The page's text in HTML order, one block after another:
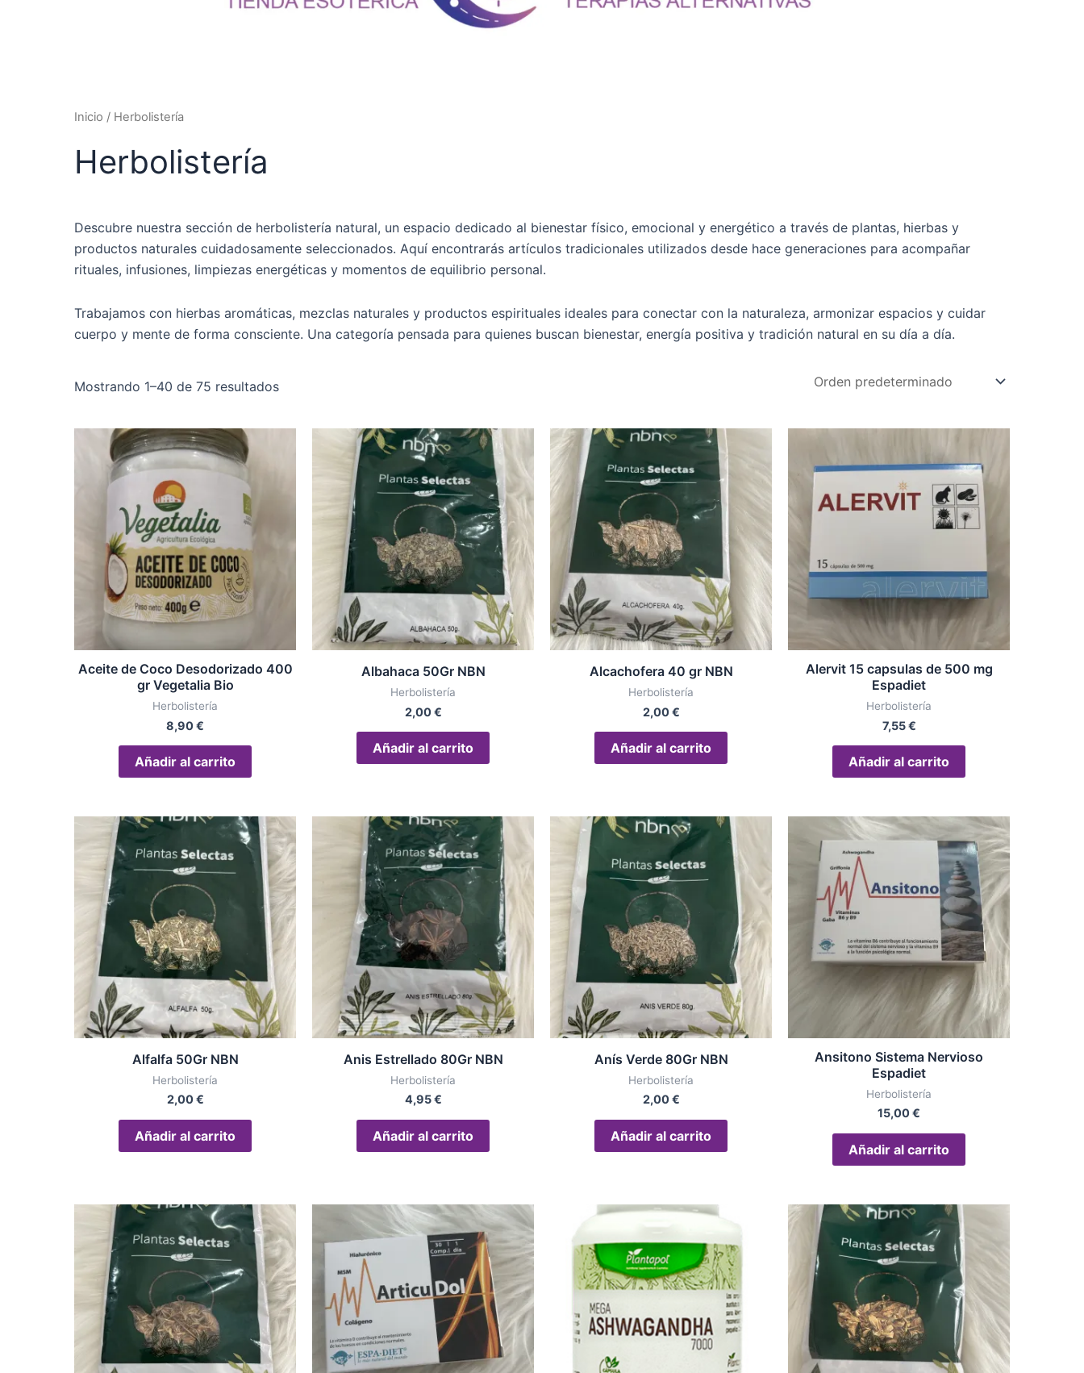
Inicio / Herbolistería
Herbolistería
Descubre nuestra sección de herbolistería natural, un espacio dedicado al bienestar físico, emocional y energético a través de plantas, hierbas y
productos naturales cuidadosamente seleccionados. Aquí encontrarás artículos tradicionales utilizados desde hace generaciones para acompañar
rituales, infusiones, limpiezas energéticas y momentos de equilibrio personal.
Trabajamos con hierbas aromáticas, mezclas naturales y productos espirituales ideales para conectar con la naturaleza, armonizar espacios y cuidar
cuerpo y mente de forma consciente. Una categoría pensada para quienes buscan bienestar, energía positiva y tradición natural en su día a día.
Mostrando 1–40 de 75 resultados
Aceite de Coco Desodorizado 400
gr Vegetalia Bio
Herbolistería
8,90€
Añadir al carrito
Albahaca 50Gr NBN
Herbolistería
2,00€
Añadir al carrito
Alcachofera 40 gr NBN
Herbolistería
2,00€
Añadir al carrito
Alervit 15 capsulas de 500 mg
Espadiet
Herbolistería
7,55€
Añadir al carrito
Alfalfa 50Gr NBN
Herbolistería
2,00€
Añadir al carrito
Anis Estrellado 80Gr NBN
Herbolistería
4,95€
Añadir al carrito
Anís Verde 80Gr NBN
Herbolistería
2,00€
Añadir al carrito
Ansitono Sistema Nervioso
Espadiet
Herbolistería
15,00€
Añadir al carrito